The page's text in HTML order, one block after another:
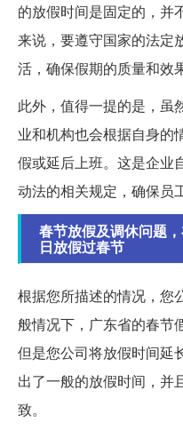
的放假时间是固定的，并
来说，要遵守国家的法定
活，确保假期的质量和效果
此外，值得一提的是，虽
业和机构也会根据自身的
假或延后上班。这是企业
动法的相关规定，确保员
春节放假及调休问题
日放假过春节
根据您所描述的情况，您
般情况下，广东省的春节
但是您公司将放假时间延
出了一般的放假时间，并
致。